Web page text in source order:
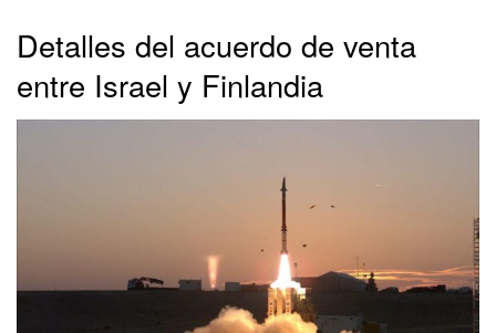
Detalles del acuerdo de venta
entre Israel y Finlandia